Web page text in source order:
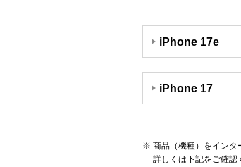
iPhone 17e
iPhone 17
商品（機種）をインタ
詳しくは下記をご確認